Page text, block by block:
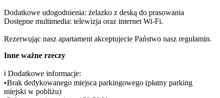
Dodatkowe udogodnienia: żelazko z deską do prasowania
Dostępne multimedia: telewizja oraz internet Wi-Fi.
Rezerwując nasz apartament akceptujecie Państwo nasz regulamin.
Inne ważne rzeczy
ℹ️ Dodatkowe informacje:
•Brak dedykowanego miejsca parkingowego (płatny parking
miejski w pobliżu)